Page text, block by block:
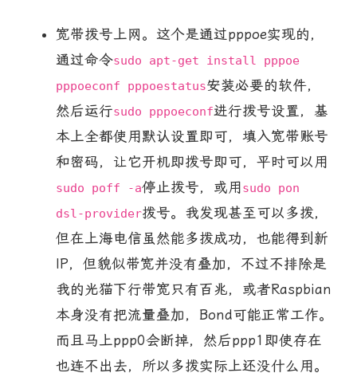
宽带拨号上网。这个是通过pppoe实现的，
通过命令sudo apt-get install pppoe
pppoeconf pppoestatus安装必要的软件，
然后运行sudo pppoeconf进行拨号设置，基
本上全都使用默认设置即可，填入宽带账号
和密码，让它开机即拨号即可，平时可以用
sudo poff -a停止拨号，或用 sudo pon
dsl-provider拨号。我发现甚至可以多拨，
但在上海电信虽然能多拨成功，也能得到新
IP，但貌似带宽并没有叠加，不过不排除是
我的光猫下行带宽只有百兆，或者Raspbian
本身没有把流量叠加，Bond可能正常工作。
而且马上ppp0会断掉，然后ppp1即使存在
也连不出去，所以多拨实际上还没什么用。